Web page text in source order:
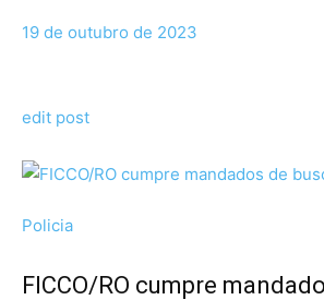
19 de outubro de 2023
edit post
Policia
FICCO/RO cumpre